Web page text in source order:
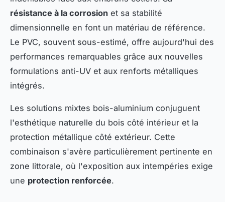
résistance à la corrosion et sa stabilité
dimensionnelle en font un matériau de référence.
Le PVC, souvent sous-estimé, offre aujourd'hui des
performances remarquables grâce aux nouvelles
formulations anti-UV et aux renforts métalliques
intégrés.
Les solutions mixtes bois-aluminium conjuguent
l'esthétique naturelle du bois côté intérieur et la
protection métallique côté extérieur. Cette
combinaison s'avère particulièrement pertinente en
zone littorale, où l'exposition aux intempéries exige
une protection renforcée.